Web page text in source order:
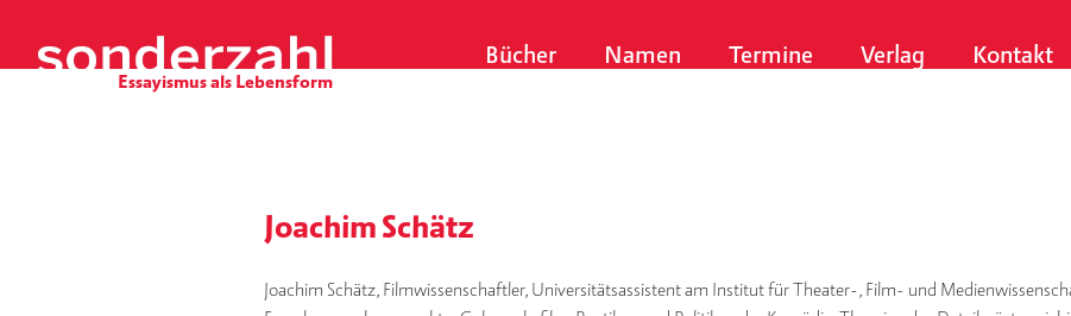
i
Bücher Namen Termine Verlag Kontakt
Joachim Schätz
Joachim Schätz, Filmwissenschaftler, Universitätsassistent am Institut für Theater-, Film- und